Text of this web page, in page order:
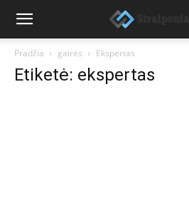
Pradžia gairės Ekspertas
Etiketė: ekspertas